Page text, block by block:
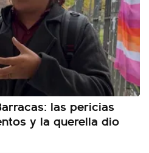
las pericias
y la querella dio